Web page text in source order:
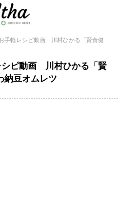
手軽レシピ動画 川村ひかる「賢食健
シピ動画 川村ひかる「賢
豆オムレツ